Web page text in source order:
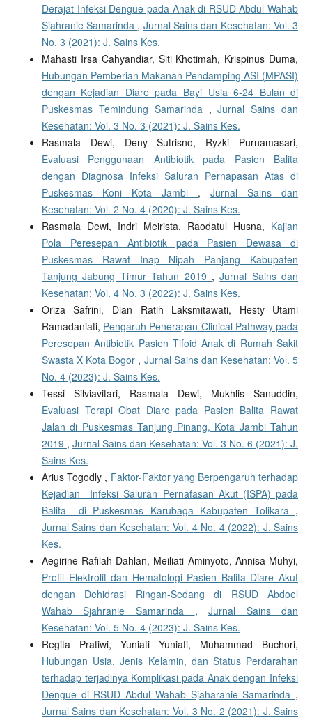
Derajat Infeksi Dengue pada Anak di RSUD Abdul Wahab
Sjahranie Samarinda , Jurnal Sains dan Kesehatan: Vol. 3
No. 3 (2021): J. Sains Kes.
Mahasti Irsa Cahyandiar, Siti Khotimah, Krispinus Duma,
Hubungan Pemberian Makanan Pendamping ASI (MPASI)
dengan Kejadian Diare pada Bayi Usia 6-24 Bulan di
Puskesmas Temindung Samarinda ,Jurnal Sains dan
Kesehatan: Vol. 3 No. 3 (2021): J. Sains Kes.
Rasmala Dewi, Deny Sutrisno, Ryzki Purnamasari,
Evaluasi Penggunaan Antibiotik pada Pasien Balita
dengan Diagnosa Infeksi Saluran Pernapasan Atas di
Puskesmas Koni Kota Jambi ,Jurnal Sains dan
Kesehatan: Vol. 2 No. 4 (2020): J. Sains Kes.
Rasmala Dewi, Indri Meirista, Raodatul Husna, Kajian
Pola Peresepan Antibiotik pada Pasien Dewasa di
Puskesmas Rawat Inap Nipah Panjang Kabupaten
Tanjung Jabung Timur Tahun 2019 ,Jurnal Sains dan
Kesehatan: Vol. 4 No. 3 (2022): J. Sains Kes.
Oriza Safrini, Dian Ratih Laksmitawati, Hesty Utami
Ramadaniati, Pengaruh Penerapan Clinical Pathway pada
Peresepan Antibiotik Pasien Tifoid Anak di Rumah Sakit
Swasta X Kota Bogor , Jurnal Sains dan Kesehatan: Vol. 5
No. 4 (2023): J. Sains Kes.
Tessi Silviavitari, Rasmala Dewi, Mukhlis Sanuddin,
Evaluasi Terapi Obat Diare pada Pasien Balita Rawat
Jalan di Puskesmas Tanjung Pinang, Kota Jambi Tahun
2019 , Jurnal Sains dan Kesehatan: Vol. 3 No. 6 (2021): J.
Sains Kes.
Arius Togodly , Faktor-Faktor yang Berpengaruh terhadap
Kejadian Infeksi Saluran Pernafasan Akut (ISPA) pada
Balita di Puskesmas Karubaga Kabupaten Tolikara ,
Jurnal Sains dan Kesehatan: Vol. 4 No. 4 (2022): J. Sains
Kes.
Aegirine Rafilah Dahlan, Meiliati Aminyoto, Annisa Muhyi,
Profil Elektrolit dan Hematologi Pasien Balita Diare Akut
dengan Dehidrasi Ringan-Sedang di RSUD Abdoel
Wahab Sjahranie Samarinda ,Jurnal Sains dan
Kesehatan: Vol. 5 No. 4 (2023): J. Sains Kes.
Regita Pratiwi, Yuniati Yuniati, Muhammad Buchori,
Hubungan Usia, Jenis Kelamin, dan Status Perdarahan
terhadap terjadinya Komplikasi pada Anak dengan Infeksi
Dengue di RSUD Abdul Wahab Sjaharanie Samarinda ,
Jurnal Sains dan Kesehatan: Vol. 3 No. 2 (2021): J. Sains